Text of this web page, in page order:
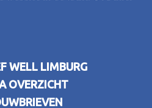
WELL LIMBURG
OVERZICHT